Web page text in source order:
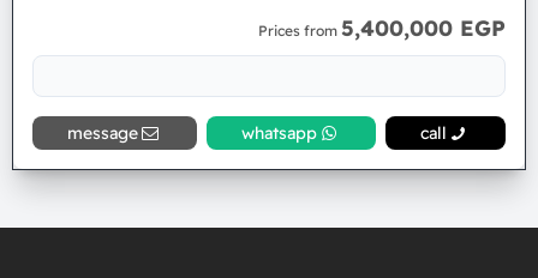
Prices from 5,400,000 EGP
call
whatsapp
message